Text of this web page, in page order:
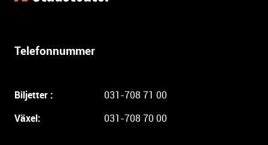
Telefonnummer
Biljetter :
031-708 71 00
Växel:
031-708 70 00